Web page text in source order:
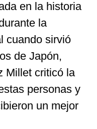
en la historia
la
cuando sirvió
de Japón,
Millet criticó la
personas y
un mejor